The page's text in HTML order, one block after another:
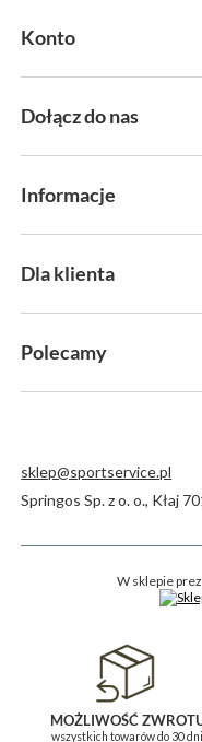
Konto
Dołącz do nas
Informacje
Dla klienta
Polecamy
sklep@sportservice.pl
Springos Sp. z o. o., Kłaj
W sklepie
MOŻLIWOŚĆ
wszystkich towarów do 30 dni